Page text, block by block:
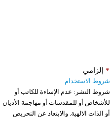
إلزامي *
شروط الاستخدام
شروط النشر: عدم الإساءة للكاتب أو
للأشخاص أو للمقدسات أو مهاجمة الأديان
أو الذات الالهية. والابتعاد عن التحريض